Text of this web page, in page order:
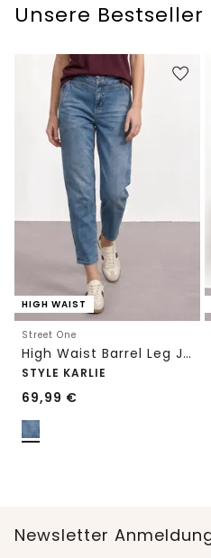
Unsere Bestseller
HIGH WAIST
Street One
High Waist Barrel Leg Jeans im Loose Fit
STYLE KARLIE
69,99 €
Newsletter